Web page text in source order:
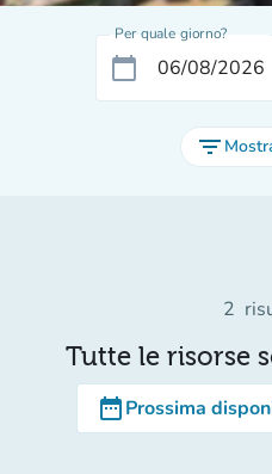
Per quale giorno?
calendar_today
filter_list
2
Tutte le risorse
date_rangeProssima